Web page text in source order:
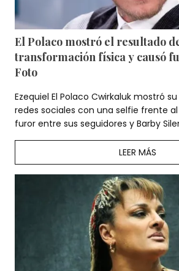
El Polaco mostró el resultado
transformación física y causó
Foto
Ezequiel El Polaco Cwirkaluk mostró
redes sociales con una selfie frente
furor entre sus seguidores y Barby
LEER MÁS